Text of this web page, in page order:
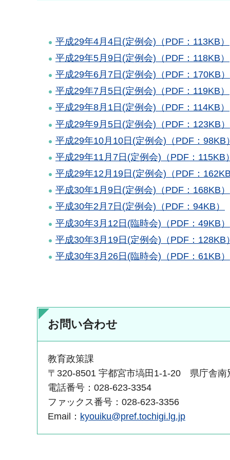
平成29年4月4日(定例会)（PDF：113KB）
平成29年5月9日(定例会)（PDF：118KB）
平成29年6月7日(定例会)（PDF：170KB）
平成29年7月5日(定例会)（PDF：119KB）
平成29年8月1日(定例会)（PDF：114KB）
平成29年9月5日(定例会)（PDF：123KB）
平成29年10月10日(定例会)（PDF：98KB）
平成29年11月7日(定例会)（PDF：115KB）
平成29年12月19日(定例会)（PDF：162KB
平成30年1月9日(定例会)（PDF：168KB）
平成30年2月7日(定例会)（PDF：94KB）
平成30年3月12日(臨時会)（PDF：49KB）
平成30年3月19日(定例会)（PDF：128KB）
平成30年3月26日(臨時会)（PDF：61KB）
お問い合わせ
教育政策課
〒320-8501 宇都宮市塙田1-1-20 県庁舎南
電話番号：028-623-3354
ファックス番号：028-623-3356
Email： kyouiku@pref.tochigi.lg.jp